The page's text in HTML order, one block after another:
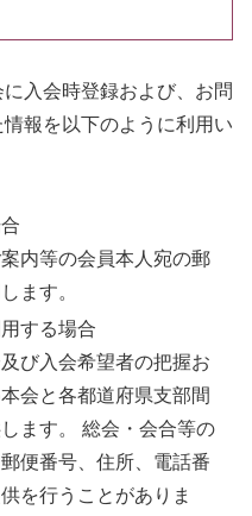
入会時登録および、お問
報を以下のように利用い
内等の会員本人宛の郵
ます。
する場合
び入会希望者の把握お
会と各都道府県支部間
ます。 総会・会合等の
便番号、住所、電話番
を行うことがありま